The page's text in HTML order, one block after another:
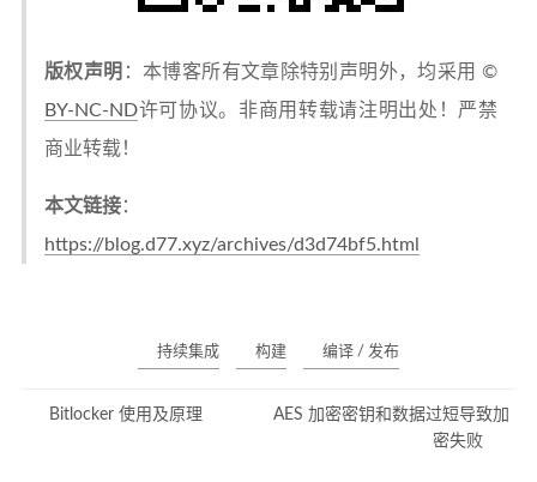
版权声明 ：本博客所有文章除特别声明外，均采用 ©
BY-NC-ND许可协议。非商用转载请注明出处！严禁
商业转载！
本文链接：
https://blog.d77.xyz/archives/d3d74bf5.html
持续集成 构建 编译 / 发布
Bitlocker 使用及原理
AES 加密密钥和数据过短导致加
密失败